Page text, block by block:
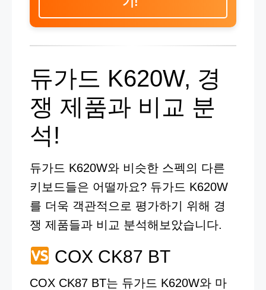
듀가드 K620W, 경
쟁 제품과 비교 분
석!
듀가드 K620W와 비슷한 스펙의 다른
키보드들은 어떨까요? 듀가드 K620W
를 더욱 객관적으로 평가하기 위해 경
쟁 제품들과 비교 분석해보았습니다.
COX CK87 BT
COX CK87 BT는 듀가드 K620W와 마